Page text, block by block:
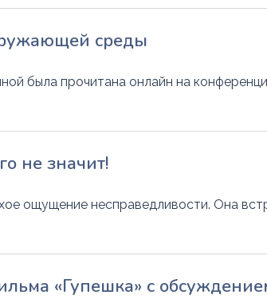
среды
была прочитана онлайн на
не значит!
ощущение несправедливости. Она
«Гупешка» с